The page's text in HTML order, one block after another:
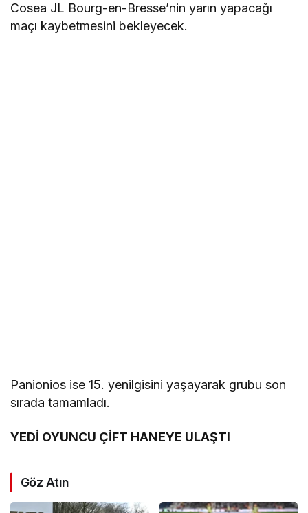
Cosea JL Bourg-en-Bresse’nin yarın yapacağı
maçı kaybetmesini bekleyecek.
Panionios ise 15. yenilgisini yaşayarak grubu son
sırada tamamladı.
YEDİ OYUNCU ÇİFT HANEYE ULAŞTI
Göz Atın